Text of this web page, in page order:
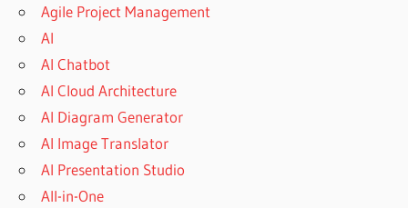
Agile Project Management
AI
AI Chatbot
AI Cloud Architecture
AI Diagram Generator
AI Image Translator
AI Presentation Studio
All-in-One